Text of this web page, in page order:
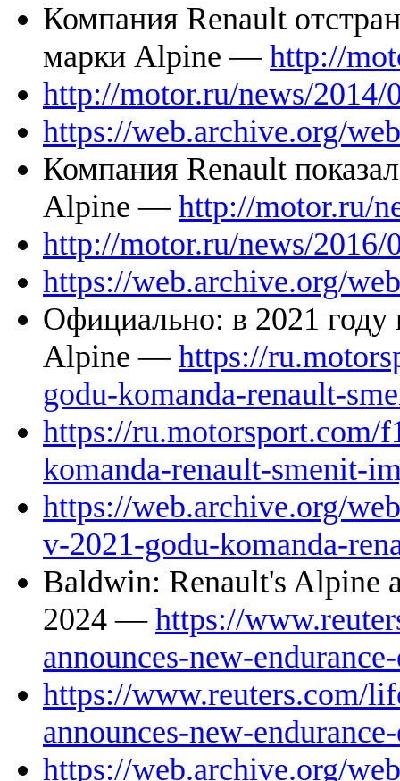
Компания Renault
марки Alpine — http://
http://motor.ru/news/2014/
https://web.archive.org/
Компания Renault
Alpine — http://motor.ru/
http://motor.ru/news/2016/
https://web.archive.org/
Официально: в 2021
Alpine — https://
godu-komanda-renault-
https://ru.motorsport.com/
komanda-renault-smenit-
https://web.archive.org/
v-2021-godu-komanda-
Baldwin: Renault's Alpine
2024 — https://
announces-new-
https://www.reuters.com/
announces-new-
https://web.archive.org/